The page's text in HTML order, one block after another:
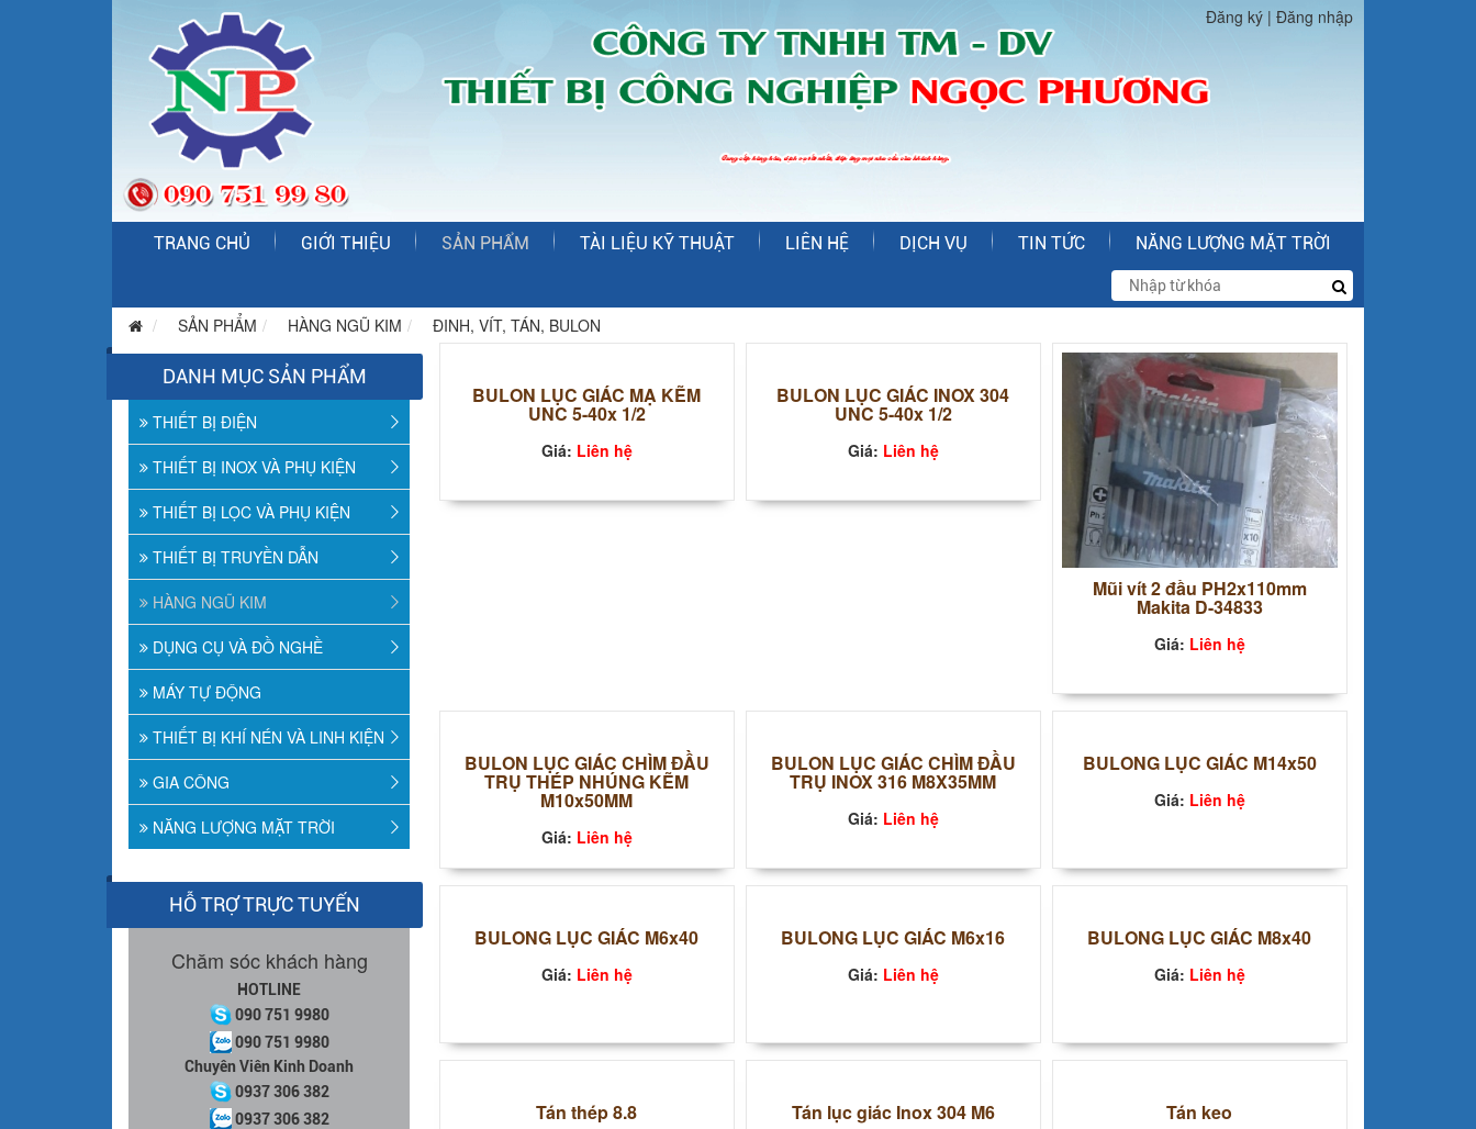
Đăng ký | Đăng nhập
TRANG CHỦ GIỚI THIỆU SẢN PHẨM TÀI LIỆU KỸ THUẬT LIÊN HỆ DỊCH VỤ TIN TỨC NĂNG LƯỢNG MẶT TRỜI
SẢN PHẨM HÀNG NGŨ KIM ĐINH, VÍT, TÁN, BULON
DANH MỤC SẢN PHẨM
THIẾT BỊ ĐIỆN
THIẾT BỊ INOX VÀ PHỤ KIỆN
THIẾT BỊ LỌC VÀ PHỤ KIỆN
THIẾT BỊ TRUYỀN DẪN
HÀNG NGŨ KIM
DỤNG CỤ VÀ ĐỒ NGHỀ
MÁY TỰ ĐỘNG
THIẾT BỊ KHÍ NÉN VÀ LINH KIỆN
GIA CÔNG
NĂNG LƯỢNG MẶT TRỜI
HỖ TRỢ TRỰC TUYẾN
Chăm sóc khách hàng
HOTLINE
090 751 9980
090 751 9980
Chuyên Viên Kinh Doanh
0937 306 382
0937 306 382
BULON LỤC GIÁC MẠ KẼM
UNC 5-40x 1/2
Giá: Liên hệ
BULON LỤC GIÁC INOX 304
UNC 5-40x 1/2
Giá: Liên hệ
Mũi vít 2 đầu PH2x110mm
Makita D-34833
Giá: Liên hệ
BULON LỤC GIÁC CHÌM ĐẦU
TRỤ THÉP NHÚNG KẼM
M10x50MM
Giá: Liên hệ
BULON LỤC GIÁC CHÌM ĐẦU
TRỤ INOX 316 M8X35MM
Giá: Liên hệ
BULONG LỤC GIÁC M14x50
Giá: Liên hệ
BULONG LỤC GIÁC M6x40
Giá: Liên hệ
BULONG LỤC GIÁC M6x16
Giá: Liên hệ
BULONG LỤC GIÁC M8x40
Giá: Liên hệ
Tán thép 8.8 Tán lục giác Inox 304 M6 Tán keo